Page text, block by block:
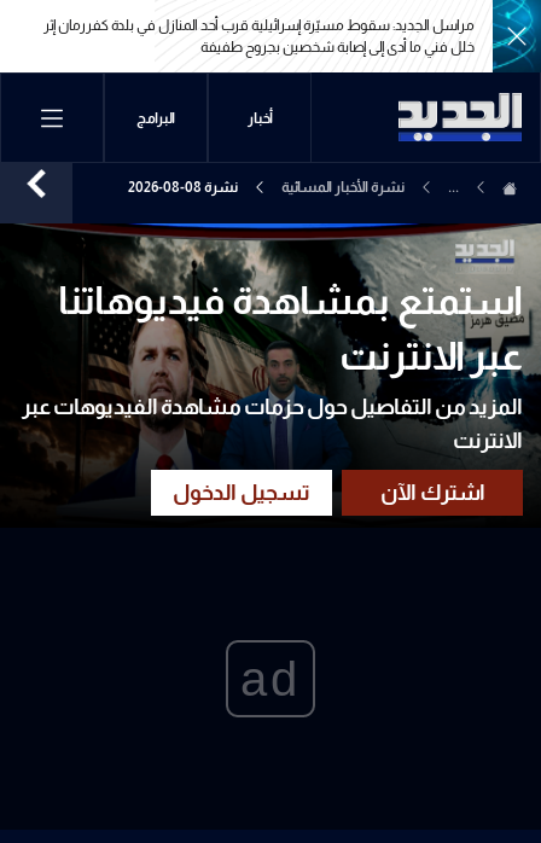
مراسل الجديد: سقوط مسيّرة إسرائيلية قرب أحد المنازل في بلدة كفررمان إثر
خلل فني ما أدى إلى إصابة شخصين بجروح طفيفة
مراسل الجديد: سقوط مسيّرة إسرائيلية قرب أحد المنازل في بلدة كفررمان إثر
خلل فني ما أدى إلى إصابة شخصين بجروح طفيفة
أخبار البرامج
... نشرة الأخبار المسائية نشرة 08-08-2026
استمتع بمشاهدة فيديوهاتنا
عبر الانترنت
المزيد من التفاصيل حول حزمات مشاهدة الفيديوهات عبر
الانترنت
ad